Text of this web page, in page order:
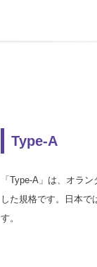
Type-A
「Type-A」は、オラ
した規格です。日本で
す。